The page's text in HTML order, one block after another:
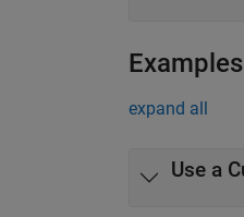
Examples
expand all
Use a